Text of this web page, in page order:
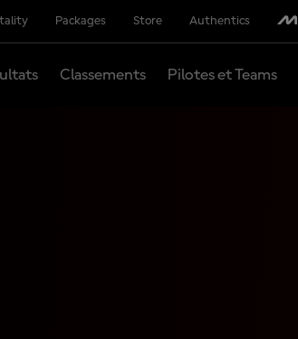
Packages Store Authentics
Classements Pilotes et Teams